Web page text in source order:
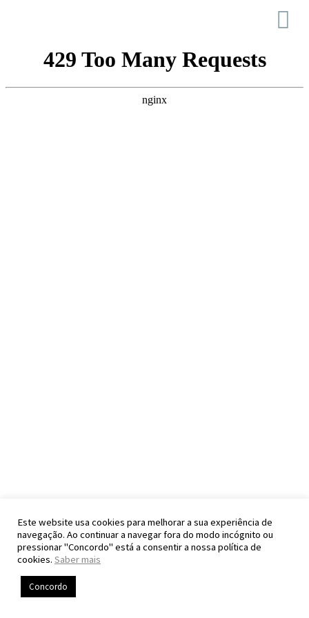
Apúlia – Moinhos
Este website usa cookies para melhorar a sua experiência de
navegação. Ao continuar a navegar fora do modo incógnito ou
pressionar "Concordo" está a consentir a nossa política de
cookies. Saber mais
Concordo